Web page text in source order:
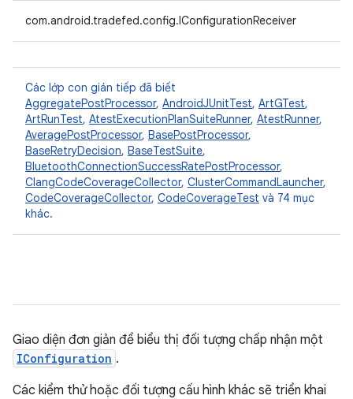
com.android.tradefed.config.IConfigurationReceiver
Các lớp con gián tiếp đã biết
AggregatePostProcessor, AndroidJUnitTest, ArtGTest,
ArtRunTest, AtestExecutionPlanSuiteRunner, AtestRunner,
AveragePostProcessor, BasePostProcessor,
BaseRetryDecision, BaseTestSuite,
BluetoothConnectionSuccessRatePostProcessor,
ClangCodeCoverageCollector, ClusterCommandLauncher,
CodeCoverageCollector, CodeCoverageTest và 74 mục
khác.
Giao diện đơn giản để biểu thị đối tượng chấp nhận một
IConfiguration .
Các kiểm thử hoặc đối tượng cấu hình khác sẽ triển khai